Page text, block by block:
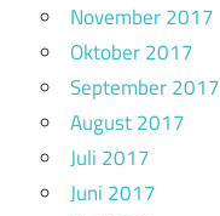
November 2017
Oktober 2017
September 2017
August 2017
Juli 2017
Juni 2017